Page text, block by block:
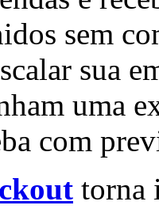
sem
sua
uma
com
torna